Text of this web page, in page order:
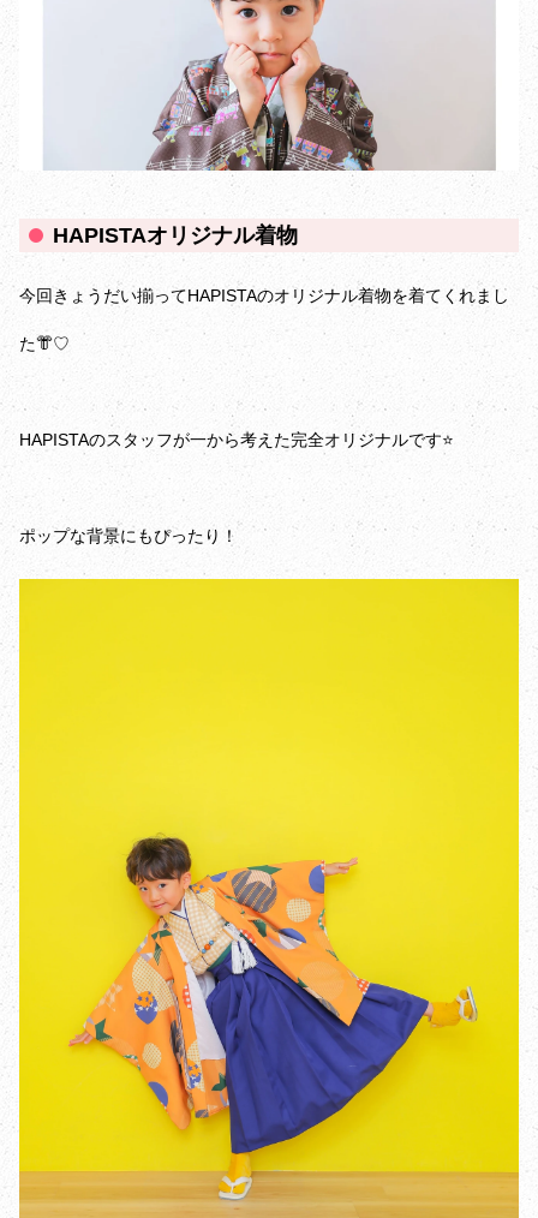
HAPISTAオリジナル着物
今回きょうだい揃ってHAPISTAのオリジナル着物を着てくれまし
た👘♡
HAPISTAのスタッフが一から考えた完全オリジナルです⭐️
ポップな背景にもぴったり！